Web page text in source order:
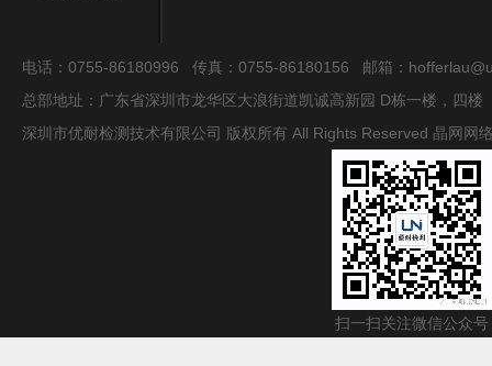
电话：0755-86180996 传真：0755-86180156 邮箱：
总部地址：广东省深圳市龙华区大浪街道凯诚高新园 D栋一楼，四楼
深圳市优耐检测技术有限公司 版权所有 All Rights Reserved 晶网网
扫一扫关注微信公众号